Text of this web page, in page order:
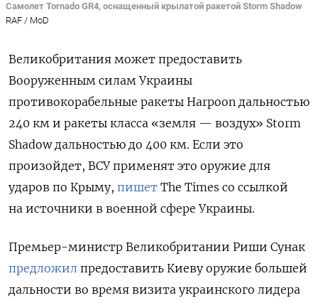
Самолет Tornado GR4, оснащенный крылатой ракетой Storm Shadow
RAF / MoD
Великобритания может предоставить
Вооруженным силам Украины
противокорабельные ракеты Harpoon дальностью
240 км и ракеты класса «земля — воздух» Storm
Shadow дальностью до 400 км. Если это
произойдет, ВСУ применят это оружие для
ударов по Крыму, пишет The Times со ссылкой
на источники в военной сфере Украины.
Премьер-министр Великобритании Риши Сунак
предложил предоставить Киеву оружие большей
дальности во время визита украинского лидера